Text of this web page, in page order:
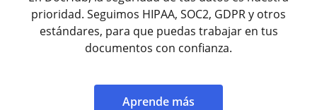
prioridad. Seguimos HIPAA, SOC2, GDPR y otros
estándares, para que puedas trabajar en tus
documentos con confianza.
Aprende más